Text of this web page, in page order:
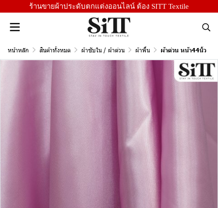
ร้านขายผ้าประดับตกแต่งออนไลน์ ต้อง SITT Textile
หน้าหลัก สินค้าทั้งหมด ผ้าซับใน / ผ้าต่วน ผ้าพื้น ผ้าต่วน หน้า44นิ้ว